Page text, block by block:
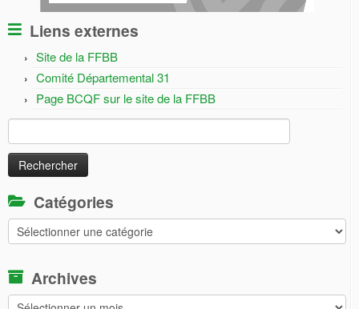
Liens externes
Site de la FFBB
Comité Départemental 31
Page BCQF sur le site de la FFBB
Rechercher :
Catégories
Catégories
Archives
Archives